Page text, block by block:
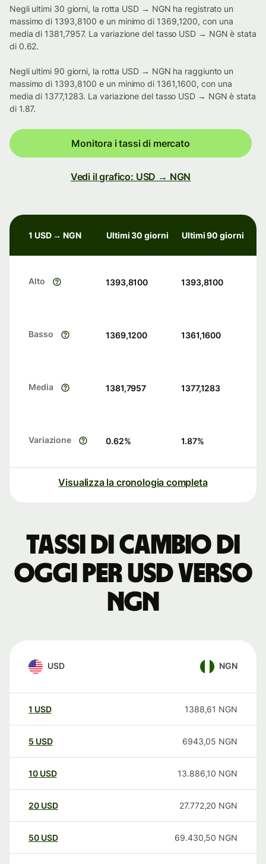
Negli ultimi 30 giorni, la rotta USD → NGN ha registrato un
massimo di 1393,8100 e un minimo di 1369,1200, con una
media di 1381,7957. La variazione del tasso USD → NGN è stata
di 0.62.
Negli ultimi 90 giorni, la rotta USD → NGN ha raggiunto un
massimo di 1393,8100 e un minimo di 1361,1600, con una
media di 1377,1283. La variazione del tasso USD → NGN è stata
di 1.87.
Monitora i tassi di mercato
Vedi il grafico: USD → NGN
1 USD → NGN Ultimi 30 giorni Ultimi 90 giorni
Alto 1393,8100 1393,8100
Basso 1369,1200 1361,1600
Media 1381,7957 1377,1283
Variazione 0.62% 1.87%
Visualizza la cronologia completa
Tassi di cambio di
oggi per USD verso
NGN
USD NGN
1 USD 1388,61 NGN
5 USD 6943,05 NGN
10 USD 13.886,10 NGN
20 USD 27.772,20 NGN
50 USD 69.430,50 NGN